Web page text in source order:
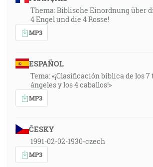
Thema: Biblische Einordnung über
4 Engel und die 4 Rosse!
MP3
ESPAÑOL
Tema: «¡Clasificación bíblica de los 7
ángeles y los 4 caballos!»
MP3
ČESKY
1991-02-02-1930-czech
MP3